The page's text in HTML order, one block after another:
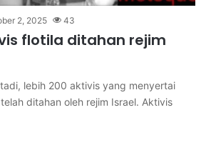
2, 2025 43
flotila ditahan rejim
lebih 200 aktivis yang menyertai
ditahan oleh rejim Israel. Aktivis